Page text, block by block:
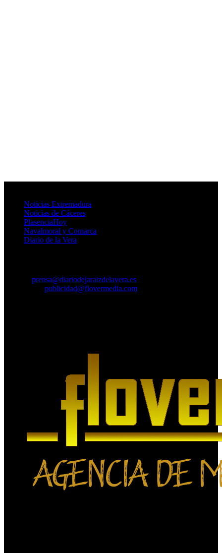
Noticias Extremadura
Noticias de Cáceres
PlasenciaHoy
Navalmoral y Comarca
Diario de la Vera
prensa@diariodejaraizdelavera.es
publicidad@flovermedia.com